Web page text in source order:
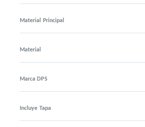
Material Principal
Material
Marca DPS
Incluye Tapa